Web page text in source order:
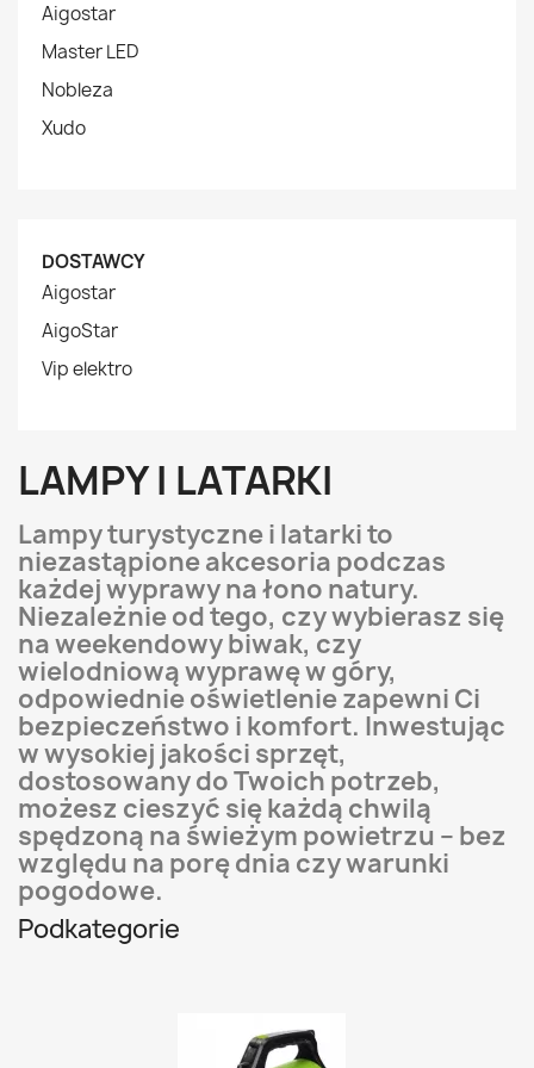
Aigostar
Master LED
Nobleza
Xudo
DOSTAWCY
Aigostar
AigoStar
Vip elektro
LAMPY I LATARKI
Lampy turystyczne i latarki to
niezastąpione akcesoria podczas
każdej wyprawy na łono natury.
Niezależnie od tego, czy wybierasz się
na weekendowy biwak, czy
wielodniową wyprawę w góry,
odpowiednie oświetlenie zapewni Ci
bezpieczeństwo i komfort. Inwestując
w wysokiej jakości sprzęt,
dostosowany do Twoich potrzeb,
możesz cieszyć się każdą chwilą
spędzoną na świeżym powietrzu – bez
względu na porę dnia czy warunki
pogodowe.
Podkategorie